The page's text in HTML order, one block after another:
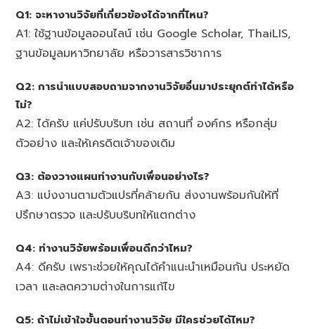
Q1: จะหางานวิจัยที่เกี่ยวข้องได้จากที่ไหน?
A1: ใช้ฐานข้อมูลออนไลน์ เช่น Google Scholar, ThaiLIS,
ฐานข้อมูลมหาวิทยาลัย หรือวารสารวิชาการ
Q2: การนำแบบสอบถามจากงานวิจัยอื่นมาประยุกต์ทำได้หรือ
ไม่?
A2: ได้ครับ แค่ปรับบริบท เช่น สถานที่ องค์กร หรือกลุ่ม
ตัวอย่าง และให้เครดิตเจ้าของเดิม
Q3: ต้องวางแผนทำงานกับเพื่อนอย่างไร?
A3: แบ่งงานตามตัวแปรที่คล้ายกัน ส่งงานพร้อมกันให้ที่
ปรึกษาตรวจ และปรับบริบทให้แตกต่าง
Q4: ทำงานวิจัยพร้อมเพื่อนดีกว่าไหม?
A4: ดีครับ เพราะช่วยให้คุณได้คำแนะนำเหมือนกัน ประหยัด
เวลา และลดความต่างในการแก้ไข
Q5: ถ้าไม่เข้าใจขั้นตอนทำงานวิจัย มีใครช่วยได้ไหม?